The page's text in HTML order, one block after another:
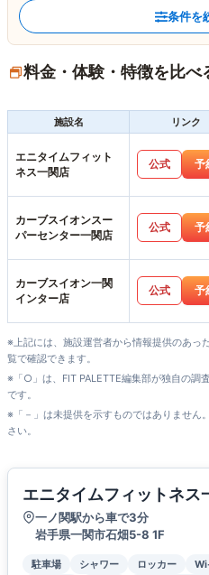
条件を
料金・体験・特徴を比べ
施設名
リンク
エニタイムフィット
ネス一関店
公式 予
カーブスイオンスー
パーセンター一関店
公式 予
カーブスイオン一関
インター店
公式 予
※上記には、施設運営者から情報提供のあっ
覧で確認できます。
※「○」は、FIT PALETTE編集部が独自の調
です。
※「－」は未提供を示すものではありません
さい。
エニタイムフィットネス
一ノ関駅から車で3分
岩手県一関市石畑5-8 1F
駐車場 シャワー ロッカー